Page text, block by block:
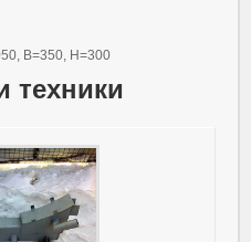
B=350, H=300
техники